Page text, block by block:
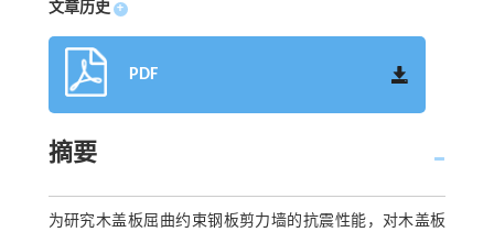
文章历史 +
PDF
摘要
为研究木盖板屈曲约束钢板剪力墙的抗震性能，对木盖板